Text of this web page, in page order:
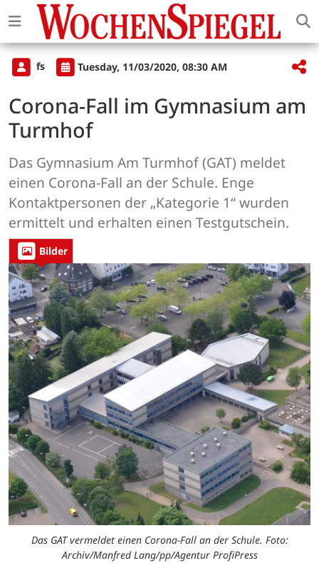
fs Tuesday, 11/03/2020, 08:30 AM
Corona-Fall im Gymnasium am
Turmhof
Das Gymnasium Am Turmhof (GAT) meldet
einen Corona-Fall an der Schule. Enge
Kontaktpersonen der „Kategorie 1“ wurden
ermittelt und erhalten einen Testgutschein.
Bilder
Das GAT vermeldet einen Corona-Fall an der Schule. Foto:
Archiv/Manfred Lang/pp/Agentur ProfiPress